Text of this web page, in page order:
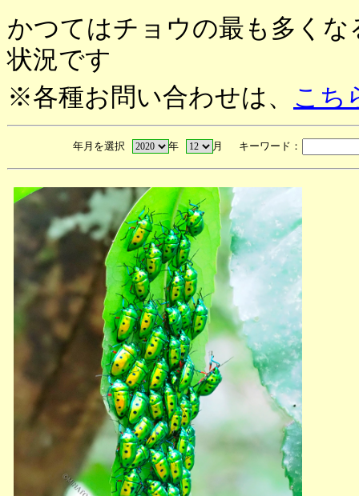
かつてはチョウの最も多く
状況です
※各種お問い合わせは、 こち
年月を選択 年 月 キーワード：